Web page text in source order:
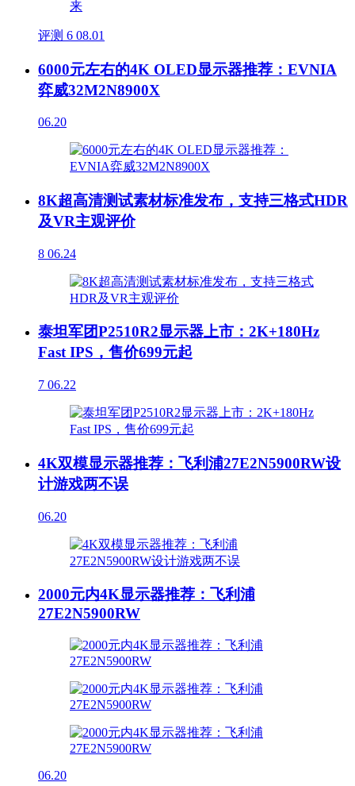
评测 6 08.01
6000元左右的4K OLED显示器推荐：EVNIA
弈威32M2N8900X
06.20
8K超高清测试素材标准发布，支持三格式HDR
及VR主观评价
8 06.24
泰坦军团P2510R2显示器上市：2K+180Hz
Fast IPS，售价699元起
7 06.22
4K双模显示器推荐：飞利浦27E2N5900RW设
计游戏两不误
06.20
2000元内4K显示器推荐：飞利浦
27E2N5900RW
06.20